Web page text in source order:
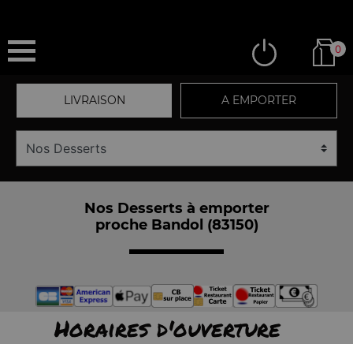
0
LIVRAISON A EMPORTER
Nos Desserts à emporter
proche Bandol (83150)
Horaires d'ouverture